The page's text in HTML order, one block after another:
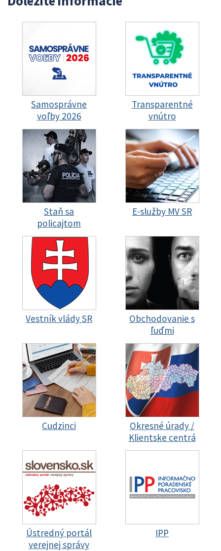
Samosprávne
voľby 2026
Transparentné
vnútro
Staň sa
policajtom
E-služby MV SR
Vestník vlády SR
Obchodovanie s
ľuďmi
Cudzinci
Okresné úrady /
Klientske centrá
Ústredný portál
verejnej správy
IPP